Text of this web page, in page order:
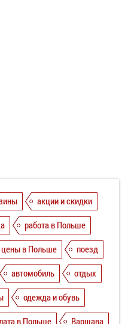
акции и скидки
работа в Польше
цены в Польше
поезд
автомобиль
отдых
одежда и обувь
в Польше Варшава